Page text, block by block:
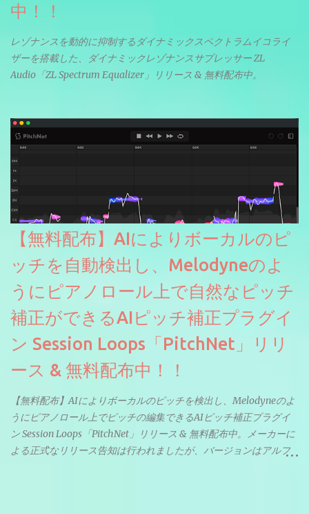
中！！
レゾナンスを動的に抑制するダイナミックスペクトラムイコライ
ザーを搭載した、ダイナミックレゾナンスサプレッサー ZL
Audio「ZL Spectrum Equalizer」リリース & 無料配布中。
【無料配布】AIによりボーカルのピ
ッチを自動検出し、Melodyneのよ
うにピアノロール上で自然なピッチ
補正ができるAIピッチ補正プラグイ
ン Session Loops「PitchNet」リリ
ース & 無料配布中！！
【無料配布】AIによりボーカルのピッチを検出し、Melodyneのよ
うにピアノロール上でピッチの編集できるAIピッチ補正プラグイ
ン Session Loops「PitchNet」リリース & 無料配布中。メーカーに
よる正式なリリース告知は行われましたが、バージョンはアルフ